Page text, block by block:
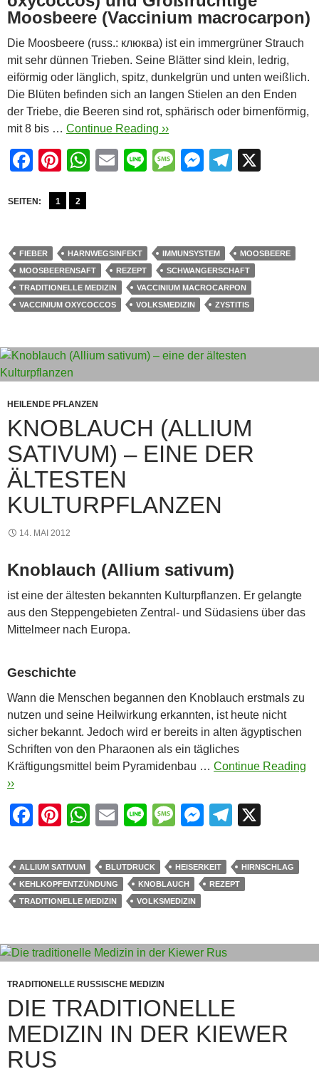
Moosbeere (Vaccinium macrocarpon)
Die Moosbeere (russ.: клюква) ist ein immergrüner Strauch
mit sehr dünnen Trieben. Seine Blätter sind klein, ledrig,
eiförmig oder länglich, spitz, dunkelgrün und unten weißlich.
Die Blüten befinden sich an langen Stielen an den Enden
der Triebe, die Beeren sind rot, sphärisch oder birnenförmig,
mit 8 bis … Continue Reading ››
F
c
b
o
o
k
Pi
er
st
W
A
p
p
E
Li
M
g
e
M
n
g
er
T
a
m
SEITEN: 1 2
FIEBER HARNWEGSINFEKT IMMUNSYSTEM
MOOSBEERE
MOOSBEERENSAFT
REZEPT
SCHWANGERSCHAFT
TRADITIONELLE MEDIZIN
VACCINIUM MACROCARPON
VACCINIUM OXYCOCCOS
VOLKSMEDIZIN ZYSTITIS
HEILENDE PFLANZEN
KNOBLAUCH (ALLIUM
SATIVUM) – EINE DER
ÄLTESTEN
KULTURPFLANZEN
14. MAI 2012
Knoblauch (Allium sativum)
ist eine der ältesten bekannten Kulturpflanzen. Er gelangte
aus den Steppengebieten Zentral- und Südasiens über das
Mittelmeer nach Europa.
Geschichte
Wann die Menschen begannen den Knoblauch erstmals zu
nutzen und seine Heilwirkung erkannten, ist heute nicht
sicher bekannt. Jedoch wird er bereits in alten ägyptischen
Schriften von den Pharaonen als ein tägliches
Kräftigungsmittel beim Pyramidenbau … Continue Reading
››
F
c
e
b
o
k
Pi
er
e
st
W
at
s
A
p
E
ail
Li
e
M
ss
a
g
M
ss
e
er
T
e
gr
ALLIUM SATIVUM BLUTDRUCK HEISERKEIT
HIRNSCHLAG
KEHLKOPFENTZÜNDUNG
KNOBLAUCH
REZEPT
TRADITIONELLE MEDIZIN
VOLKSMEDIZIN
TRADITIONELLE RUSSISCHE MEDIZIN
DIE TRADITIONELLE
MEDIZIN IN DER KIEWER
RUS